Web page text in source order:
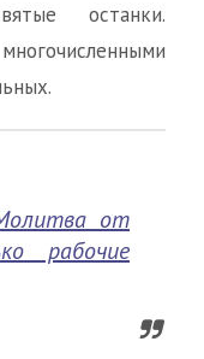
останки.
от
рабочие